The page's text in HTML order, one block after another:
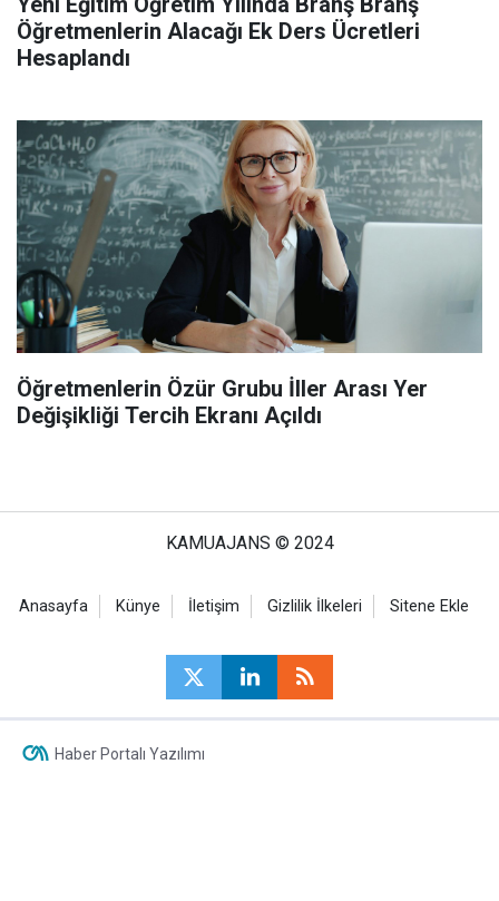
Öğretmenlerin Alacağı Ek Ders Ücretleri
Hesaplandı
Öğretmenlerin Özür Grubu İller Arası Yer
Değişikliği Tercih Ekranı Açıldı
KAMUAJANS © 2024
Anasayfa Künye İletişim Gizlilik İlkeleri Sitene Ekle
Haber Portalı Yazılımı